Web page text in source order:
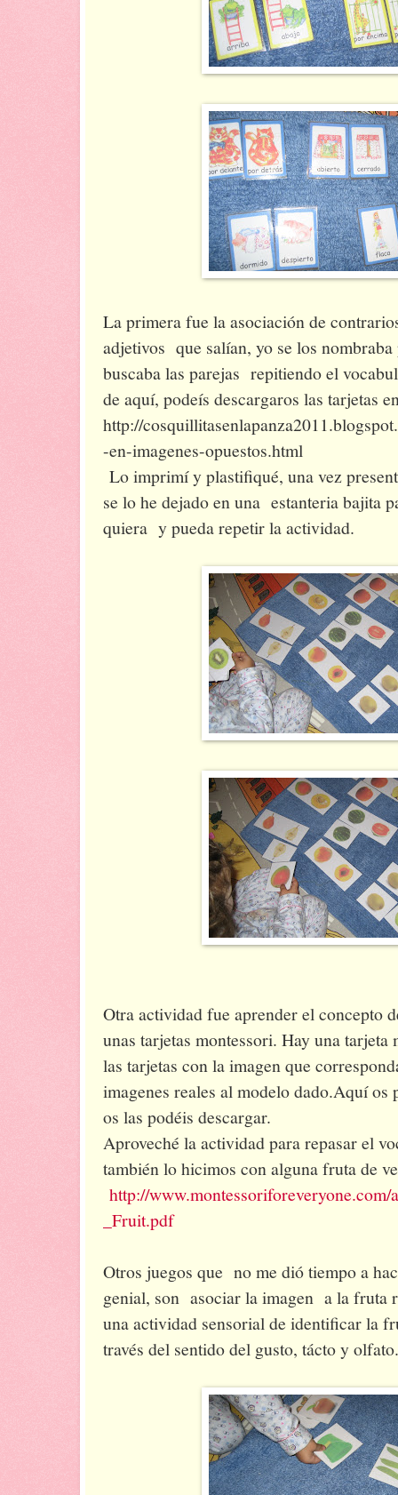
La primera fue la asociación de
adjetivos que salían, yo se los
buscaba las parejas repitiendo el
de aquí, podeís descargaros las tarjetas
http://
-en-imagenes-opuestos.html
Lo imprimí y plastifiqué, una vez
se lo he dejado en una estanteria bajita
quiera y pueda repetir la actividad.
Otra actividad fue aprender el concepto
unas tarjetas montessori. Hay una
las tarjetas con la imagen que
imagenes reales al modelo dado.Aquí os
os las podéis descargar.
Aproveché la actividad para repasar el
también lo hicimos con alguna fruta de
http://
_Fruit.pdf
Otros juegos que no me dió tiempo a
genial, son asociar la imagen a la fruta
una actividad sensorial de identificar la
través del sentido del gusto, tácto y olfato.